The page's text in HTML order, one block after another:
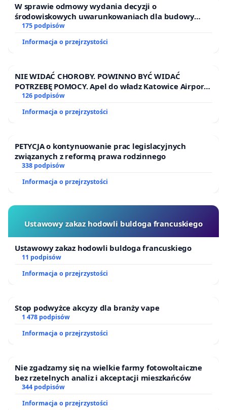
W sprawie odmowy wydania decyzji o
środowiskowych uwarunkowaniach dla budowy
zakładu wytwarzania biometanu „Krynki” w
Puszczy Knyszyńskiej
175 podpisów
Informacja o przejrzystości
NIE WIDAĆ CHOROBY. POWINNO BYĆ WIDAĆ
POTRZEBĘ POMOCY. Apel do władz Katowice Airport
o przystąpienie do programu HIDDEN DISABILITIES
NIEPEŁNOSPRAWNOŚCI
126 podpisów
Informacja o przejrzystości
PETYCJA o kontynuowanie prac legislacyjnych
związanych z reformą prawa rodzinnego
338 podpisów
Informacja o przejrzystości
Ustawowy zakaz hodowli buldoga francuskiego
Ustawowy zakaz hodowli buldoga francuskiego
11 podpisów
Informacja o przejrzystości
Stop podwyżce akcyzy dla branży vape
1 478 podpisów
Informacja o przejrzystości
Nie zgadzamy się na wielkie farmy fotowoltaiczne
bez rzetelnych analiz i akceptacji mieszkańców
344 podpisów
Informacja o przejrzystości